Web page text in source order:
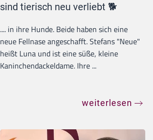
sind tierisch neu verliebt 🐕
.... in ihre Hunde. Beide haben sich eine
neue Fellnase angeschafft. Stefans "Neue"
heißt Luna und ist eine süße, kleine
Kaninchendackeldame. Ihre ...
weiterlesen